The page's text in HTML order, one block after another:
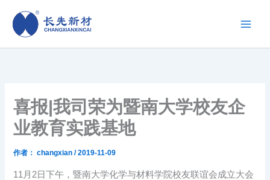
容
喜报|我司荣为暨南大学校友企
业教育实践基地
作者： changxian/2019-11-09
11月2日下午，暨南大学化学与材料学院校友联谊会成立大会